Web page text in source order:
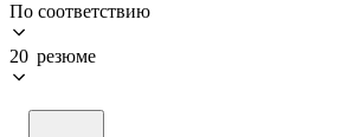
По соответствию
20 резюме